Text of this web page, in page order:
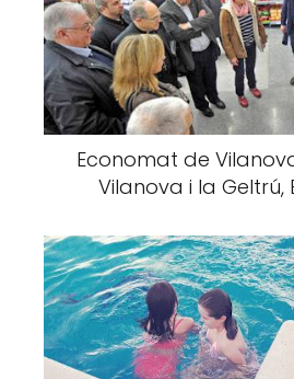
Economat de
Vilanova i la Geltrú,